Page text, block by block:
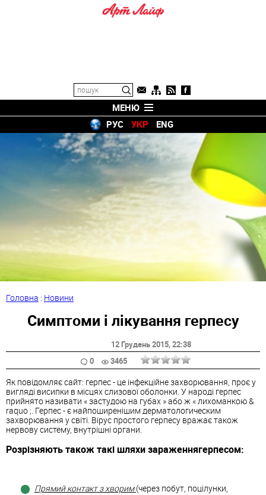
МЕНЮ
РУС
УКР ENG
Головна : Новини
Симптоми і лікування герпесу
12 Грудень 2015, 22:38
0
3465
Як повідомляє сайт: герпес - це інфекційне захворювання, проє у
вигляді висипки в місцях слизової оболонки. У народі герпес
прийнято називати « застудою на губах » або ж « лихоманкою &
raquo ;. Герпес - є найпоширенішим дерматологическим
захворювання у світі. Вірус простого герпесу вражає також
нервову систему, внутрішні органи.
Розрізняють також такі шляхи зараженнягерпесом:
Прямий контакт з хворим(через побут, поцілунки,